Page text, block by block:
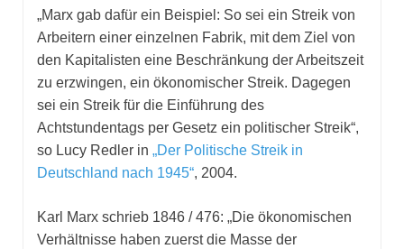
„Marx gab dafür ein Beispiel: So sei ein Streik von
Arbeitern einer einzelnen Fabrik, mit dem Ziel von
den Kapitalisten eine Beschränkung der Arbeitszeit
zu erzwingen, ein ökonomischer Streik. Dagegen
sei ein Streik für die Einführung des
Achtstundentags per Gesetz ein politischer Streik“,
so Lucy Redler in „Der Politische Streik in
Deutschland nach 1945“, 2004.
Karl Marx schrieb 1846 / 476: „Die ökonomischen
Verhältnisse haben zuerst die Masse der